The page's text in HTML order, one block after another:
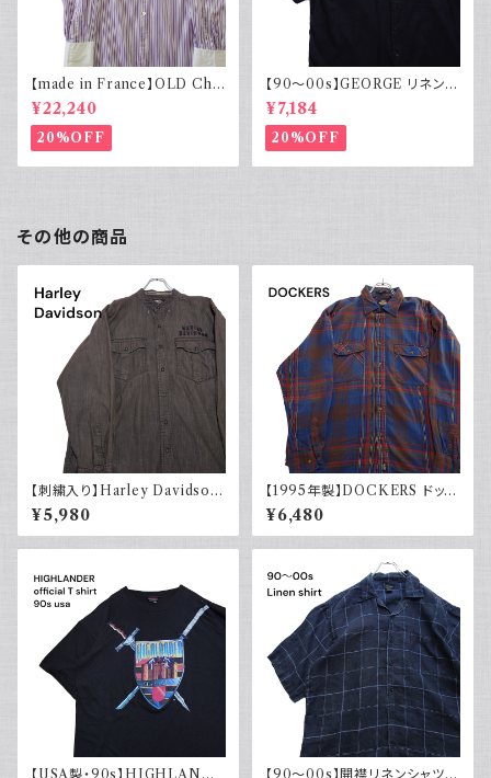
【made in France】OLD Cha
rvet ストライプ 切り替え 紫
¥22,240
20%OFF
【90～00s】GEORGE リネンレ
ーヨンシャツ 黒 ボックスシルエ
ット XL
¥7,184
20%OFF
その他の商品
【刺繍入り】Harley Davidson
ハーレーダビッドソン 長袖シャ
ツ 古着 ノーカラー
¥5,980
【1995年製】DOCKERS ドッカ
ーズ チェックシャツ ダブルポケ
ット 古着 アメカジ リーバイス
長袖 90s
¥6,480
【USA製・90s】HIGHLANDE
【90～00s】開襟リネンシャツ